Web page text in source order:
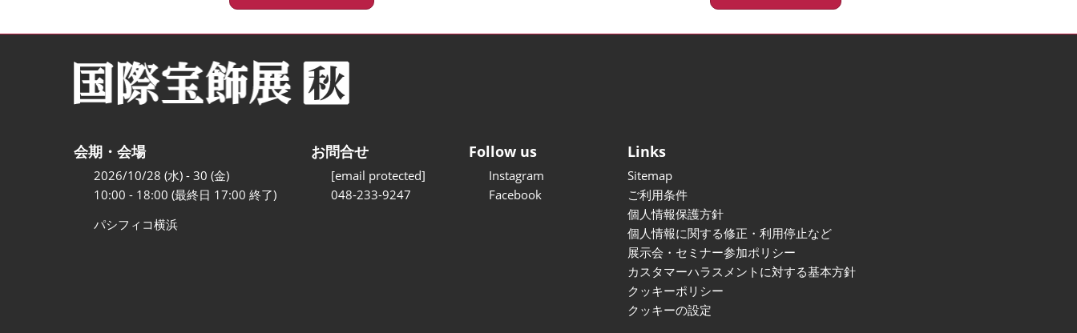
会期・会場
2026/10/28 (水) - 30 (金)
10:00 - 18:00 (最終日 17:00 終了)
パシフィコ横浜
お問合せ
[email protected]
048-233-9247
Follow us
Instagram
Facebook
Links
Sitemap
ご利用条件
個人情報保護方針
個人情報に関する修正・利用停止など
展示会・セミナー参加ポリシー
カスタマーハラスメントに対する基本方針
クッキーポリシー
クッキーの設定